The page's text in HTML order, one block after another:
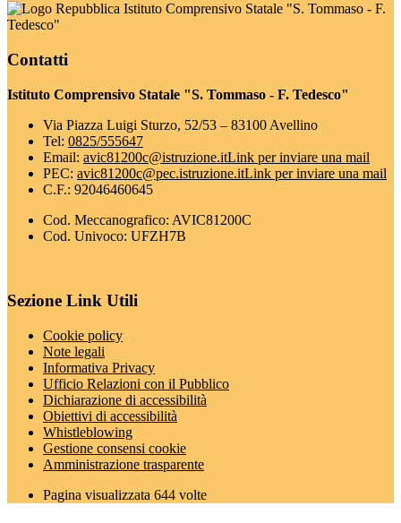
Istituto Comprensivo Statale "S. Tommaso - F.
Tedesco"
Contatti
Istituto Comprensivo Statale "S. Tommaso - F. Tedesco"
Via Piazza Luigi Sturzo, 52/53 – 83100 Avellino
Tel: 0825/555647
Email: avic81200c@istruzione.itLink per inviare una mail
PEC: avic81200c@pec.istruzione.itLink per inviare una mail
C.F.: 92046460645
Cod. Meccanografico: AVIC81200C
Cod. Univoco: UFZH7B
Sezione Link Utili
Cookie policy
Note legali
Informativa Privacy
Ufficio Relazioni con il Pubblico
Dichiarazione di accessibilità
Obiettivi di accessibilità
Whistleblowing
Gestione consensi cookie
Amministrazione trasparente
Pagina visualizzata 644 volte